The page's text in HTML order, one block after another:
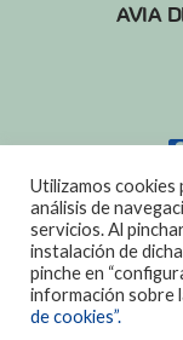
AVIA
Utilizamos cookies
análisis de
servicios. Al
instalación de
pinche en
información sobre
de cookies”.